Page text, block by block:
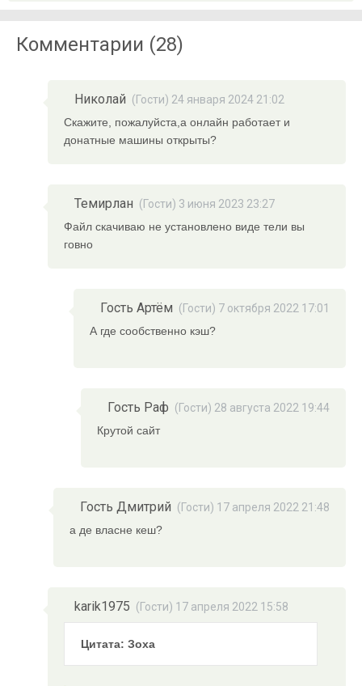
Комментарии (28)
Николай (Гости) 24 января 2024 21:02
Скажите, пожалуйста,а онлайн работает и
донатные машины открыты?
Темирлан (Гости) 3 июня 2023 23:27
Файл скачиваю не установлено виде тели вы
говно
Гость Артём (Гости) 7 октября 2022 17:01
А где сообственно кэш?
Гость Раф (Гости) 28 августа 2022 19:44
Крутой сайт
Гость Дмитрий (Гости) 17 апреля 2022 21:48
а де власне кеш?
karik1975 (Гости) 17 апреля 2022 15:58
Цитата: Зоха